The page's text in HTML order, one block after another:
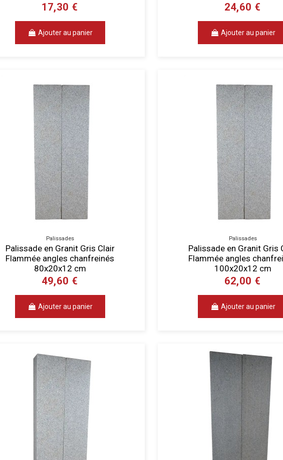
17,30 €
Ajouter au panier
24,60 €
Ajouter au panier
Palissades
Palissade en Granit Gris Clair
Flammée angles chanfreinés
80x20x12 cm
49,60 €
Ajouter au panier
Palissades
Palissade en Granit Gris
Flammée angles
100x20x12 cm
62,00 €
Ajouter au panier